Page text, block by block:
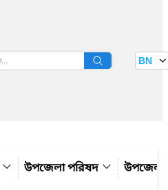
বাতায়ন BN
উপজেলা পরিষদ উপজেলা